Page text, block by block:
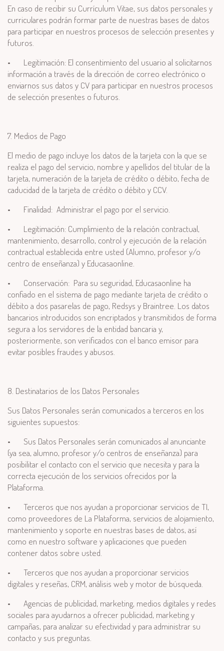
En caso de recibir su Currículum Vitae, sus datos personales y
curriculares podrán formar parte de nuestras bases de datos
para participar en nuestros procesos de selección presentes y
futuros.
•
Legitimación: El consentimiento del usuario al solicitarnos
información a través de la dirección de correo electrónico o
enviarnos sus datos y CV para participar en nuestros procesos
de selección presentes o futuros.
7. Medios de Pago
El medio de pago incluye los datos de la tarjeta con la que se
realiza el pago del servicio, nombre y apellidos del titular de la
tarjeta, numeración de la tarjeta de crédito o débito, fecha de
caducidad de la tarjeta de crédito o débito y CCV.
•
Finalidad: Administrar el pago por el servicio.
•
Legitimación: Cumplimiento de la relación contractual,
mantenimiento, desarrollo, control y ejecución de la relación
contractual establecida entre usted (Alumno, profesor y/o
centro de enseñanza) y Educasaonline.
•
Conservación: Para su seguridad, Educasaonline ha
confiado en el sistema de pago mediante tarjeta de crédito o
débito a dos pasarelas de pago, Redsys y Braintree. Los datos
bancarios introducidos son encriptados y transmitidos de forma
segura a los servidores de la entidad bancaria y,
posteriormente, son verificados con el banco emisor para
evitar posibles fraudes y abusos.
8. Destinatarios de los Datos Personales
Sus Datos Personales serán comunicados a terceros en los
siguientes supuestos:
•
Sus Datos Personales serán comunicados al anunciante
(ya sea, alumno, profesor y/o centros de enseñanza) para
posibilitar el contacto con el servicio que necesita y para la
correcta ejecución de los servicios ofrecidos por la
Plataforma.
•
Terceros que nos ayudan a proporcionar servicios de TI,
como proveedores de La Plataforma, servicios de alojamiento,
mantenimiento y soporte en nuestras bases de datos, así
como en nuestro software y aplicaciones que pueden
contener datos sobre usted.
•
Terceros que nos ayudan a proporcionar servicios
digitales y reseñas, CRM, análisis web y motor de búsqueda.
•
Agencias de publicidad, marketing, medios digitales y redes
sociales para ayudarnos a ofrecer publicidad, marketing y
campañas, para analizar su efectividad y para administrar su
contacto y sus preguntas.